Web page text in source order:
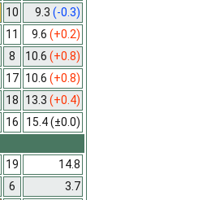
10 9.3 (-0.3)
11 9.6 (+0.2)
8 10.6 (+0.8)
17 10.6 (+0.8)
18 13.3 (+0.4)
16 15.4(±0.0)
19
14.8
6
3.7